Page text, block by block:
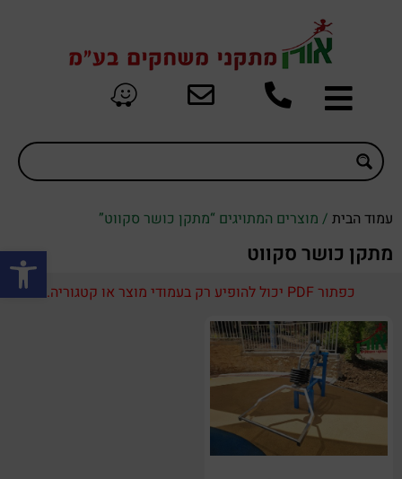
פתח
עמוד הבית / מוצרים המתויגים “מתקן כושר סקווט”
מתקן כושר סקווט
כפתור PDF יכול להופיע רק בעמודי מוצר או קטגוריה.